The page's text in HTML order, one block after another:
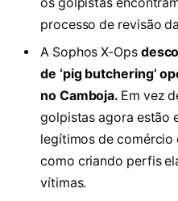
processo de revisão
A Sophos X-Ops
de ‘pig butchering’
no Camboja. Em vez
golpistas agora estão
legítimos de
como criando perfis
vítimas.